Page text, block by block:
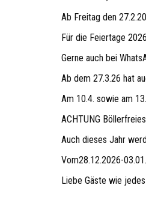
Ab Freitag den
Für die Feiertage
Gerne auch bei
Ab dem 27.3.26 hat
Am 10.4. sowie am
ACHTUNG
Auch dieses Jahr
Vom28.12.2026-
Liebe Gäste wie